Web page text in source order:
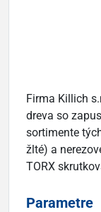
Firma Killich
dreva so
sortimente
žlté) a
TORX
Parametre